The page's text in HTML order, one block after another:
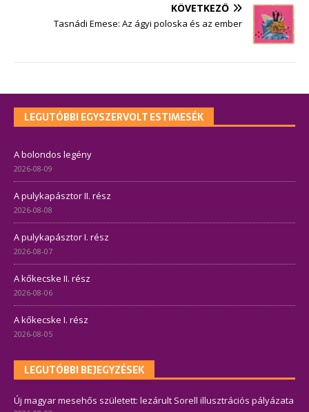
KÖVETKEZŐ
Tasnádi Emese: Az ágyi poloska és az ember
LEGUTÓBBI EGYSZERVOLT ESTIMESÉK
A bolondos legény
2026-08-09
A pulykapásztor II. rész
2026-08-08
A pulykapásztor I. rész
2026-08-07
A kőkecske II. rész
2026-08-06
A kőkecske I. rész
2026-08-05
LEGUTÓBBI BEJEGYZÉSEK
Új magyar mesehős született: lezárult Sorell illusztrációs pályázata